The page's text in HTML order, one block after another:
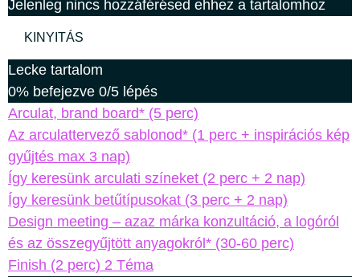
Jelenleg nincs hozzáférésed ehhez a tartalomhoz
KINYITÁS
Lecke tartalom
0% befejezve 0/5 lépés
Arculat, brand board* (5 perc)
Az arculattervező sablonod* (1 perc + inspirációs kép
gyűjtés max 3 nap)
Így keresünk arculati színeket (2 perc + 2 nap)
Így keresünk betűtípusokat (3 perc + 2 nap)
Design meeting – azaz márka konzultáció, a logóról
és az összegyűjtött anyagokról* (30-60 perc)
Finish (2 perc) 2 Téma